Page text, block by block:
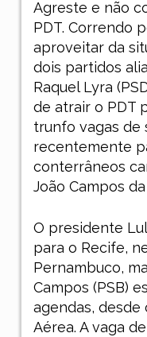
Agreste e não
PDT. Correndo
aproveitar da
dois partidos
Raquel Lyra
de atrair o PDT
trunfo vagas de
recentemente
conterrâneos
João Campos
O presidente
para o Recife,
Pernambuco,
Campos (PSB)
agendas, desde
Aérea. A vaga